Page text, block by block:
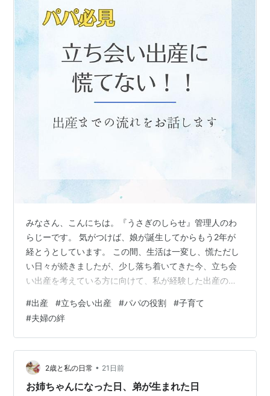
みなさん、こんにちは。『うさぎのしらせ』管理人のわ
らじーです。 気がつけば、娘が誕生してからもう2年が
経とうとしています。 この間、生活は一変し、慌ただし
い日々が続きましたが、少し落ち着いてきた今、立ち会
い出産を考えている方に向けて、私が経験した出産の流
思いますが、時系列でお伝えしますので、ぜひ最後まで
ご覧ください。 はじめに 入院前の準備 入院から出産ま
で 娘の誕生 退院まで 最後に SNSやってます(^^♪ はじめ
に 私たちの娘は、桜が満開の4月上旬に生まれてきまし
た。 妊娠が発覚してからは、穏やかに時間が過ぎていく
ように感じていましたが…
#出産 #立ち会い出産 #パパの役割 #子育て
#夫婦の絆
2歳と私の日常 • 21日前
お姉ちゃんになった日、弟が生まれた日